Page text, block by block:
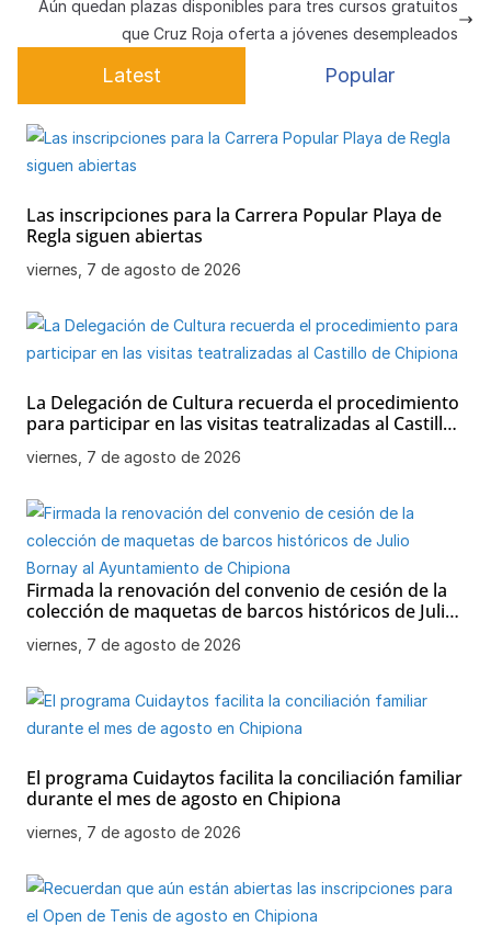
p
p
o
o
k
m y
m
e
tir
Aún quedan plazas disponibles para tres cursos gratuitos
que Cruz Roja oferta a jóvenes desempleados
Latest Popular
Las inscripciones para la Carrera Popular Playa de
Regla siguen abiertas
viernes, 7 de agosto de 2026
La Delegación de Cultura recuerda el procedimiento
para participar en las visitas teatralizadas al Castillo
de Chipiona
viernes, 7 de agosto de 2026
Firmada la renovación del convenio de cesión de la
colección de maquetas de barcos históricos de Julio
Bornay al Ayuntamiento de Chipiona
viernes, 7 de agosto de 2026
El programa Cuidaytos facilita la conciliación familiar
durante el mes de agosto en Chipiona
viernes, 7 de agosto de 2026